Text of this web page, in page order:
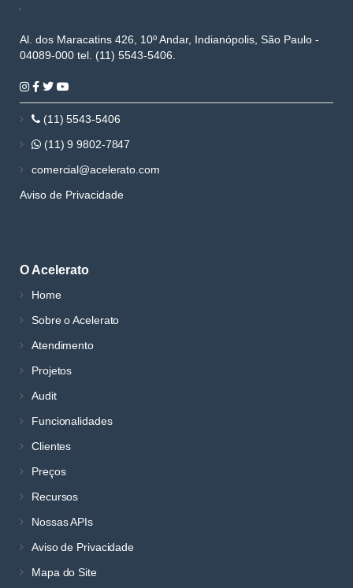
Al. dos Maracatins 426, 10º Andar, Indianópolis, São Paulo -
04089-000 tel. (11) 5543-5406.
(11) 5543-5406
(11) 9 9802-7847
comercial@acelerato.com
Aviso de Privacidade
O Acelerato
Home
Sobre o Acelerato
Atendimento
Projetos
Audit
Funcionalidades
Clientes
Preços
Recursos
Nossas APIs
Aviso de Privacidade
Mapa do Site